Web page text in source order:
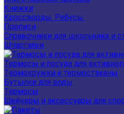
Книжки
Кроссворды, Ребусы.
Прописи
Справочники для школьника и
Шпаргалки
Термосы и посуда для
Термокружки и термостаканы
Бутылки для воды
Термосы
Шейкеры и аксессуары для